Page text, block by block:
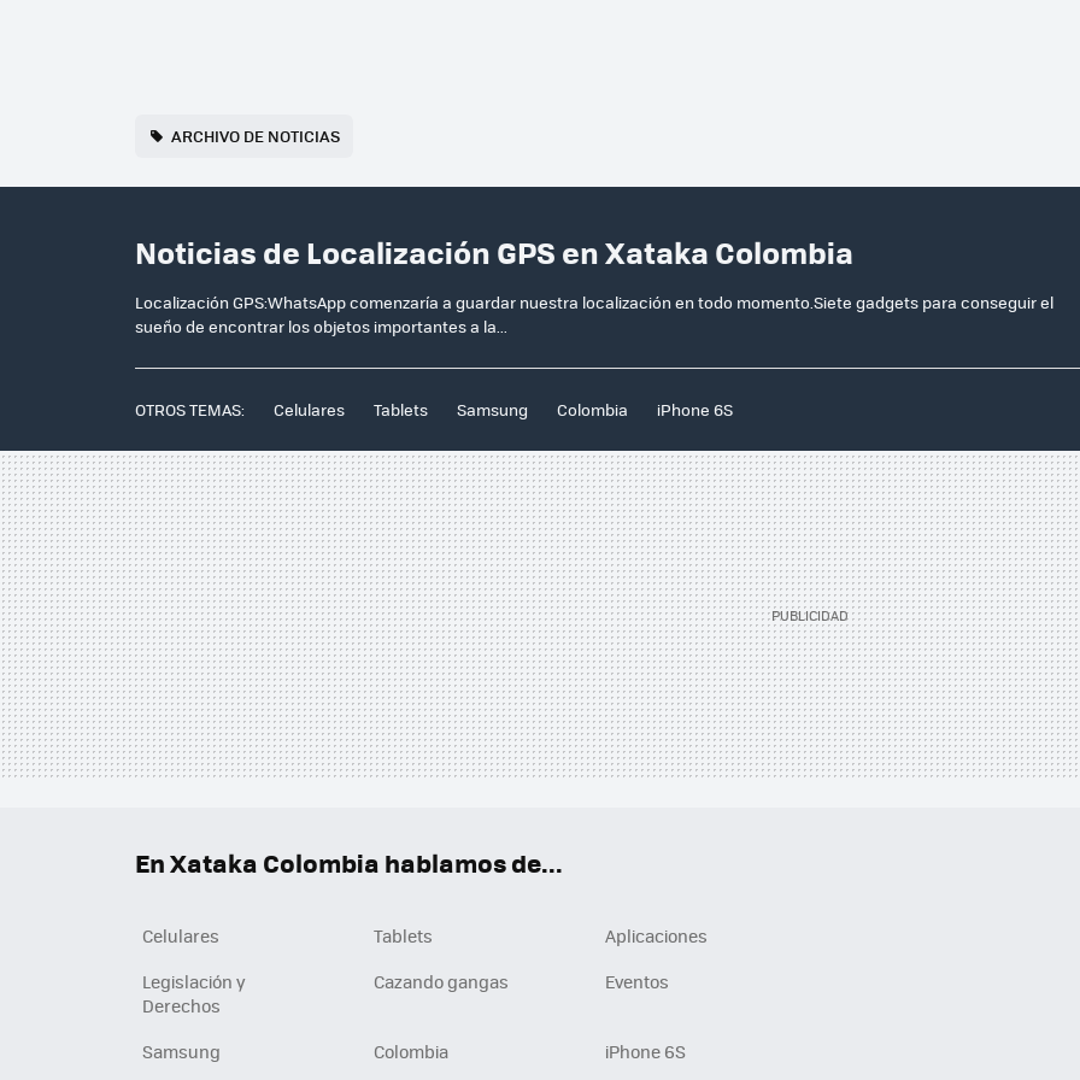
ARCHIVO DE NOTICIAS
Noticias de Localización GPS en Xataka Colombia
Localización GPS:WhatsApp comenzaría a guardar nuestra localización en todo momento.Siete gadgets para conseguir el
sueño de encontrar los objetos importantes a la...
OTROS TEMAS: Celulares Tablets Samsung Colombia iPhone 6S
En Xataka Colombia hablamos de...
Celulares Tablets
Aplicaciones
Legislación y
Derechos
Cazando gangas Eventos
Samsung Colombia iPhone 6S